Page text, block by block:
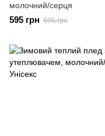
молочний/серця
595 грн 695 грн